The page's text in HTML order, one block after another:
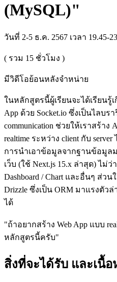
(MySQL)"
วันที่ 2-5 ธ.ค. 2567 เวลา 19.45-
( รวม 15 ชั่วโมง )
มีวิดีโอย้อนหลังจำหน่าย
ในหลักสูตรนี้ผู้เรียนจะได้เรียนรู้เ
App ด้วย Socket.io ซึ่งเป็นไลบร
communication ช่วยให้เราสร้า
realtime ระหว่าง client กับ
การนำเอาข้อมูลจากฐานข้อมูล
เว็บ (ใช้ Next.js 15.x ล่าสุด) ไม่
Dashboard / Chart และอื่นๆ ส่ว
Drizzle ซึ่งเป็น ORM มาแรงตัวล่
ได้
"ถ้าอยากสร้าง Web App แบบ
หลักสูตรนี้ครับ"
สิ่งที่จะได้รับ และเนื้อ